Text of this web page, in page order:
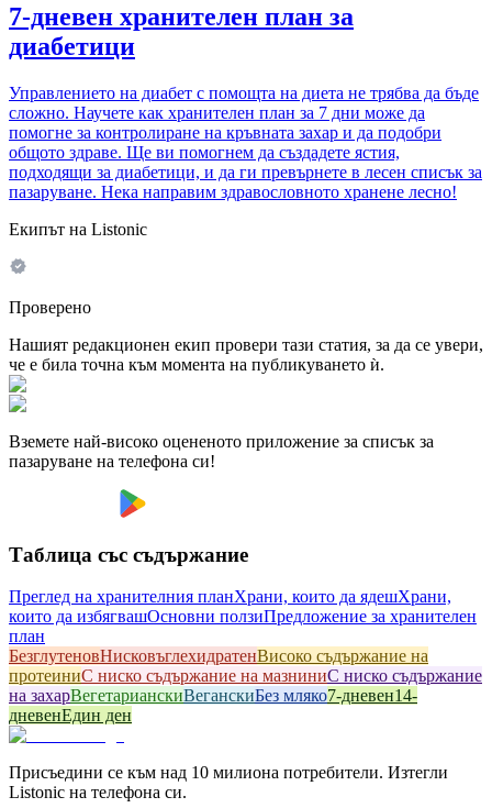
7-дневен хранителен план за
диабетици
Управлението на диабет с помощта на диета не трябва да бъде
сложно. Научете как хранителен план за 7 дни може да
помогне за контролиране на кръвната захар и да подобри
общото здраве. Ще ви помогнем да създадете ястия,
подходящи за диабетици, и да ги превърнете в лесен списък за
пазаруване. Нека направим здравословното хранене лесно!
Екипът на Listonic
Проверено
Нашият редакционен екип провери тази статия, за да се увери,
че е била точна към момента на публикуването ѝ.
Вземете най-високо оцененото приложение за списък за
пазаруване на телефона си!
Таблица със съдържание
Преглед на хранителния планХрани, които да ядешХрани,
които да избягвашОсновни ползиПредложение за хранителен
план
БезглутеновHисковъглехидратенВисоко съдържание на
протеиниС ниско съдържание на мазниниС ниско съдържание
на захарВегетарианскиВеганскиБез мляко7-дневен14-
дневенЕдин ден
Присъедини се към над 10 милиона потребители. Изтегли
Listonic на телефона си.